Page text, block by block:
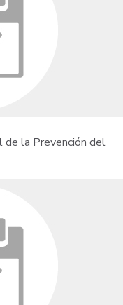
de la Prevención del